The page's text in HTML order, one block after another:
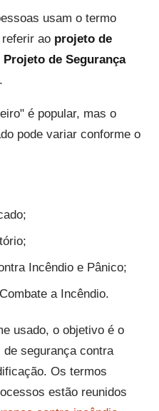
usam o termo
ao projeto de
Projeto de Segurança
.
é popular, mas o
pode variar conforme o
Incêndio e Pânico;
a Incêndio.
usado, o objetivo é o
segurança contra
Os termos
estão reunidos